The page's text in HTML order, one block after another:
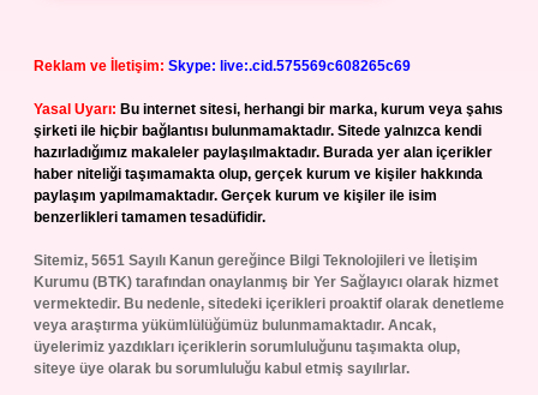
Reklam ve İletişim: Skype: live:.cid.575569c608265c69
Yasal Uyarı: Bu internet sitesi, herhangi bir marka, kurum veya şahıs
şirketi ile hiçbir bağlantısı bulunmamaktadır. Sitede yalnızca kendi
hazırladığımız makaleler paylaşılmaktadır. Burada yer alan içerikler
haber niteliği taşımamakta olup, gerçek kurum ve kişiler hakkında
paylaşım yapılmamaktadır. Gerçek kurum ve kişiler ile isim
benzerlikleri tamamen tesadüfidir.
Sitemiz, 5651 Sayılı Kanun gereğince Bilgi Teknolojileri ve İletişim
Kurumu (BTK) tarafından onaylanmış bir Yer Sağlayıcı olarak hizmet
vermektedir. Bu nedenle, sitedeki içerikleri proaktif olarak denetleme
veya araştırma yükümlülüğümüz bulunmamaktadır. Ancak,
üyelerimiz yazdıkları içeriklerin sorumluluğunu taşımakta olup,
siteye üye olarak bu sorumluluğu kabul etmiş sayılırlar.